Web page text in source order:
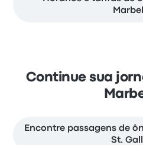
Continue sua
Encontre passagens de
St.